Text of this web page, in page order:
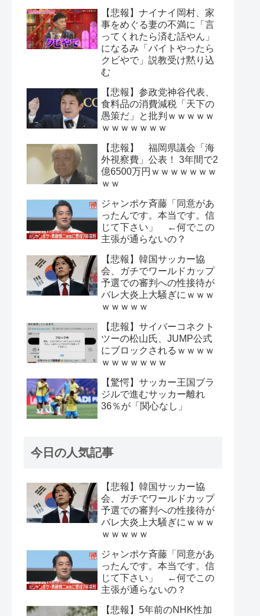
【悲報】ナイナイ岡村、家
事をめぐる妻の不満に「言
ってくれたら済む話やん」
になるみ「バイトやったら
クビやで」説教受け黙り込
む
【悲報】参政党神谷代表、
食料品の消費減税「天下の
愚策だ」と批判ｗｗｗｗｗ
ｗｗｗｗｗｗｗ
【悲報】 福岡県議会「海
外視察費」公表！ 3年間で2
億6500万円ｗｗｗｗｗｗｗ
ｗｗ
ジャンポケ斉藤「同意があ
ったんです。本当です。信
じて下さい」 ←何でこの
主張が通らないの？
【悲報】韓国サッカー協
会、ガチでワールドカップ
予選での審判への性接待が
バレ大炎上大騒ぎにｗｗｗ
ｗｗｗｗｗ
【悲報】サイバーコネクト
ツーの松山氏、JUMP公式
にブロックされるｗｗｗｗ
ｗｗｗｗｗｗｗ
【驚愕】サッカー王国ブラ
ジルで進むサッカー離れ
36％が「関心なし」
今日の人気記事
【悲報】韓国サッカー協
会、ガチでワールドカップ
予選での審判への性接待が
バレ大炎上大騒ぎにｗｗｗ
ｗｗｗｗｗ
ジャンポケ斉藤「同意があ
ったんです。本当です。信
じて下さい」 ←何でこの
主張が通らないの？
【悲報】5年前のNHK性加